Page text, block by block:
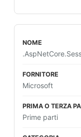
Microsoft
Prime parti